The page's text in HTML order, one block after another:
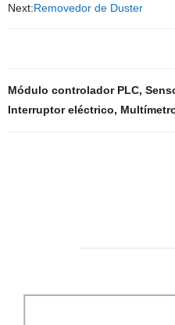
Next:Removedor de Duster
Módulo controlador PLC,
Interruptor eléctrico,